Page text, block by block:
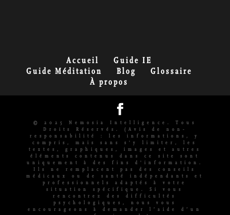
Accueil
Guide IE
Guide Méditation
Blog
Glossaire
À propos
© 2025 Nemosia Intelligence. Tous
Droits Réservés. (Avis de non-
responsabilité : les informations, y
compris, mais sans s'y limiter, les
textes, graphiques, images et autres
éléments contenus dans ce site sont
uniquement à des fins d'information.
Ils ne remplacent pas des conseils
médicaux ou de santé indépendants et
professionnels adaptés à votre
situation spécifique. Si vous
rencontrez des difficultés
psychologiques, nous vous
encourageons à demander l’aide d’un